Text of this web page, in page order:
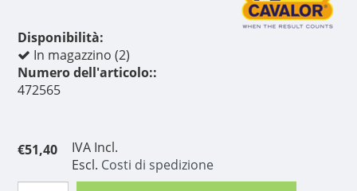
Disponibilità:
In magazzino (2)
Numero dell'articolo::
472565
€51,40
IVA Incl.
Escl. Costi di spedizione